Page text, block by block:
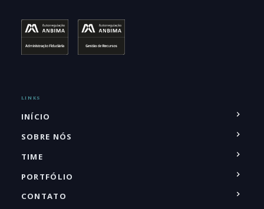
LINKS
INÍCIO
SOBRE NÓS
TIME
PORTFÓLIO
CONTATO